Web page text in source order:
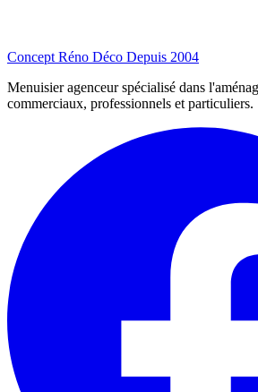
Concept Réno Déco Depuis 2004
Menuisier agenceur spécialisé dans
commerciaux, professionnels et particuliers.